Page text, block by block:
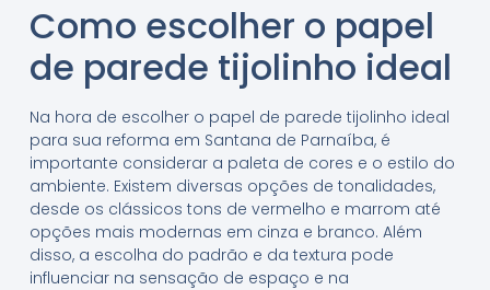
Como escolher o papel
de parede tijolinho ideal
Na hora de escolher o papel de parede tijolinho ideal
para sua reforma em Santana de Parnaíba, é
importante considerar a paleta de cores e o estilo do
ambiente. Existem diversas opções de tonalidades,
desde os clássicos tons de vermelho e marrom até
opções mais modernas em cinza e branco. Além
disso, a escolha do padrão e da textura pode
influenciar na sensação de espaço e na